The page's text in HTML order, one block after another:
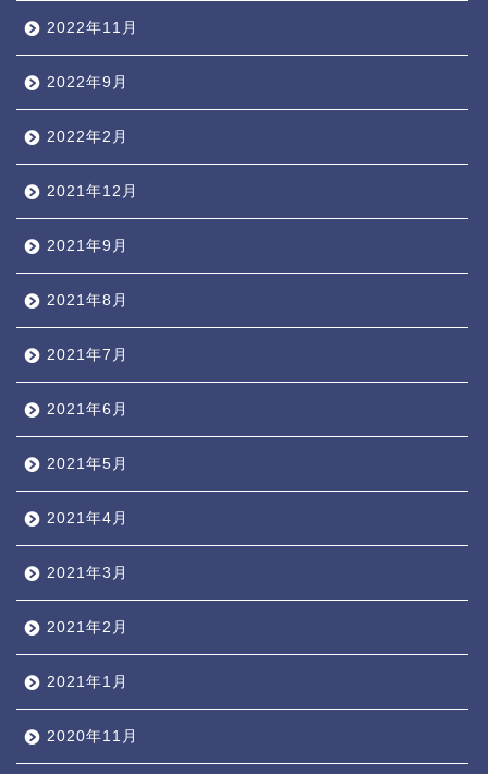
2022年11月
2022年9月
2022年2月
2021年12月
2021年9月
2021年8月
2021年7月
2021年6月
2021年5月
2021年4月
2021年3月
2021年2月
2021年1月
2020年11月